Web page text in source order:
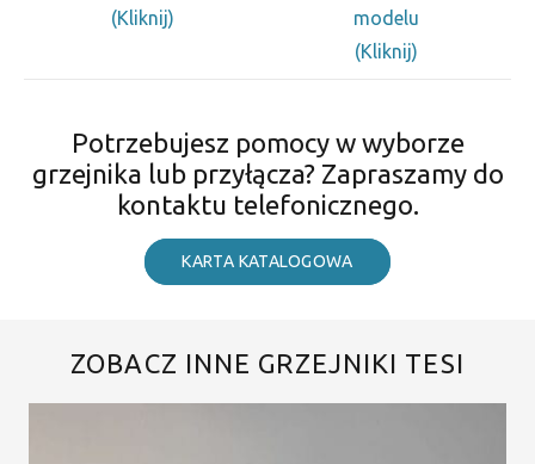
(Kliknij)
modelu
(Kliknij)
Potrzebujesz pomocy w wyborze
grzejnika lub przyłącza? Zapraszamy do
kontaktu telefonicznego.
KARTA KATALOGOWA
ZOBACZ INNE GRZEJNIKI TESI